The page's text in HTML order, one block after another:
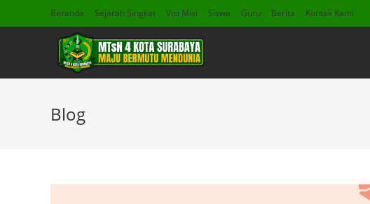
Beranda Sejarah Singkat Visi Misi Siswa Guru Berita Kontak Kami
Blog